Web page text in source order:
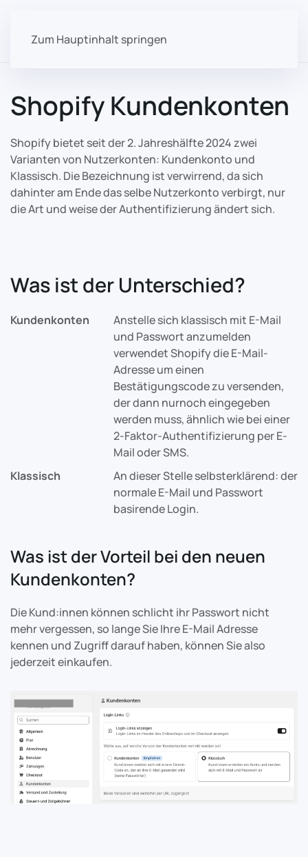
Zum Hauptinhalt springen
Shopify Kundenkonten
Shopify bietet seit der 2. Jahreshälfte 2024 zwei
Varianten von Nutzerkonten: Kundenkonto und
Klassisch. Die Bezeichnung ist verwirrend, da sich
dahinter am Ende das selbe Nutzerkonto verbirgt, nur
die Art und weise der Authentifizierung ändert sich.
Was ist der Unterschied?
Kundenkonten
Anstelle sich klassisch mit E-Mail
und Passwort anzumelden
verwendet Shopify die E-Mail-
Adresse um einen
Bestätigungscode zu versenden,
der dann nurnoch eingegeben
werden muss, ähnlich wie bei einer
2-Faktor-Authentifizierung per E-
Mail oder SMS.
Klassisch
An dieser Stelle selbsterklärend: der
normale E-Mail und Passwort
basirende Login.
Was ist der Vorteil bei den neuen
Kundenkonten?
Die Kund:innen können schlicht ihr Passwort nicht
mehr vergessen, so lange Sie Ihre E-Mail Adresse
kennen und Zugriff darauf haben, können Sie also
jederzeit einkaufen.